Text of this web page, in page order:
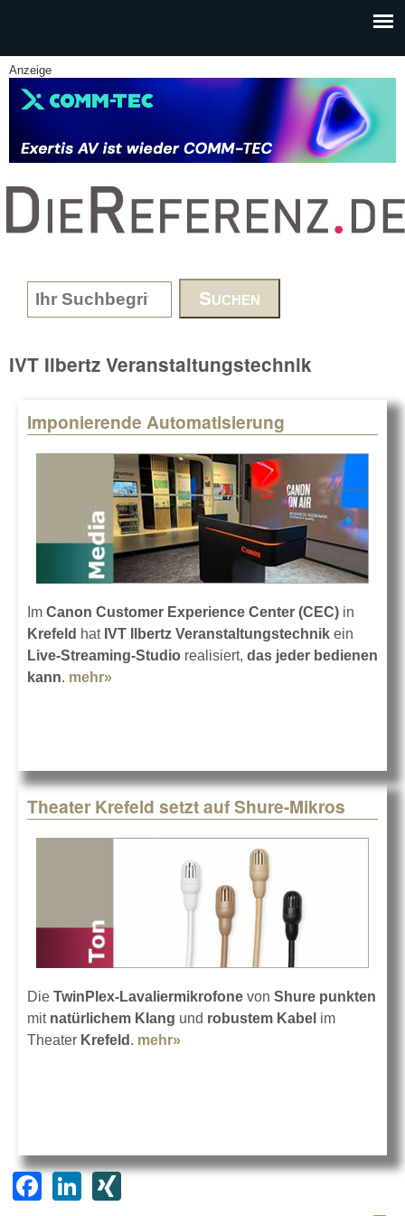
Anzeige
www.DieReferenz.de
Search form
IVT Ilbertz Veranstaltungstechnik
Imponierende Automatisierung
Im Canon Customer Experience Center (CEC) in
Krefeld hat IVT Ilbertz Veranstaltungstechnik ein
Live-Streaming-Studio realisiert, das jeder bedienen
kann. mehr»
Theater Krefeld setzt auf Shure-Mikros
Die TwinPlex-Lavaliermikrofone von Shure punkten
mitnatürlichem Klang und robustem Kabel im
Theater Krefeld . mehr»
F
Li XI